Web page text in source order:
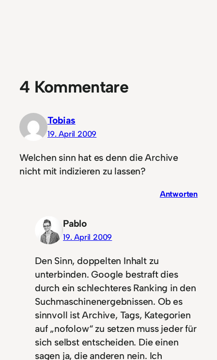
4 Kommentare
Tobias
19. April 2009
Welchen sinn hat es denn die Archive
nicht mit indizieren zu lassen?
Antworten
Pablo
19. April 2009
Den Sinn, doppelten Inhalt zu
unterbinden. Google bestraft dies
durch ein schlechteres Ranking in den
Suchmaschinenergebnissen. Ob es
sinnvoll ist Archive, Tags, Kategorien
auf „nofolow“ zu setzen muss jeder für
sich selbst entscheiden. Die einen
sagen ja, die anderen nein. Ich